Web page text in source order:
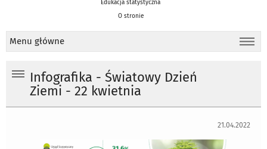
Edukacja statystyczna
O stronie
Menu główne
Infografika - Światowy Dzień
Ziemi - 22 kwietnia
21.04.2022